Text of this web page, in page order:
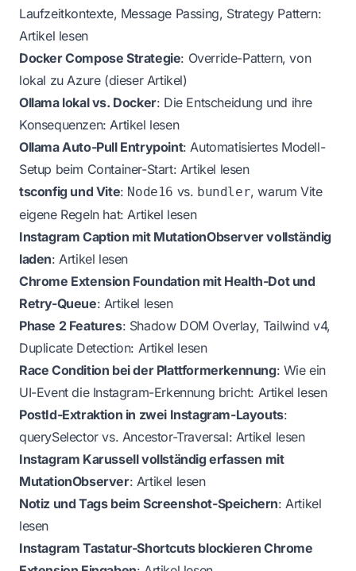
Laufzeitkontexte, Message Passing, Strategy Pattern:
Artikel lesen
Docker Compose Strategie: Override-Pattern, von
lokal zu Azure (dieser Artikel)
Ollama lokal vs. Docker: Die Entscheidung und ihre
Konsequenzen: Artikel lesen
Ollama Auto-Pull Entrypoint: Automatisiertes Modell-
Setup beim Container-Start: Artikel lesen
tsconfig und Vite: Node16 vs. bundler, warum Vite
eigene Regeln hat: Artikel lesen
Instagram Caption mit MutationObserver vollständig
laden: Artikel lesen
Chrome Extension Foundation mit Health-Dot und
Retry-Queue: Artikel lesen
Phase 2 Features: Shadow DOM Overlay, Tailwind v4,
Duplicate Detection: Artikel lesen
Race Condition bei der Plattformerkennung: Wie ein
UI-Event die Instagram-Erkennung bricht: Artikel lesen
PostId-Extraktion in zwei Instagram-Layouts:
querySelector vs. Ancestor-Traversal: Artikel lesen
Instagram Karussell vollständig erfassen mit
MutationObserver: Artikel lesen
Notiz und Tags beim Screenshot-Speichern: Artikel
lesen
Instagram Tastatur-Shortcuts blockieren Chrome